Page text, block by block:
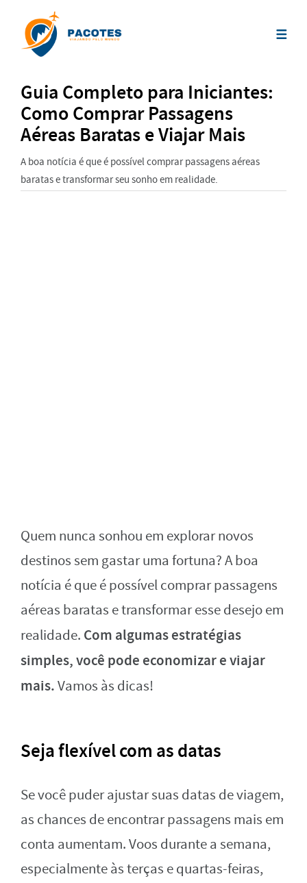
Guia Completo para Iniciantes:
Como Comprar Passagens
Aéreas Baratas e Viajar Mais
A boa notícia é que é possível comprar passagens aéreas
baratas e transformar seu sonho em realidade.
Quem nunca sonhou em explorar novos
destinos sem gastar uma fortuna? A boa
notícia é que é possível comprar passagens
aéreas baratas e transformar esse desejo em
realidade. Com algumas estratégias
simples, você pode economizar e viajar
mais.Vamos às dicas!
Seja flexível com as datas
Se você puder ajustar suas datas de viagem,
as chances de encontrar passagens mais em
conta aumentam. Voos durante a semana,
especialmente às terças e quartas-feiras,